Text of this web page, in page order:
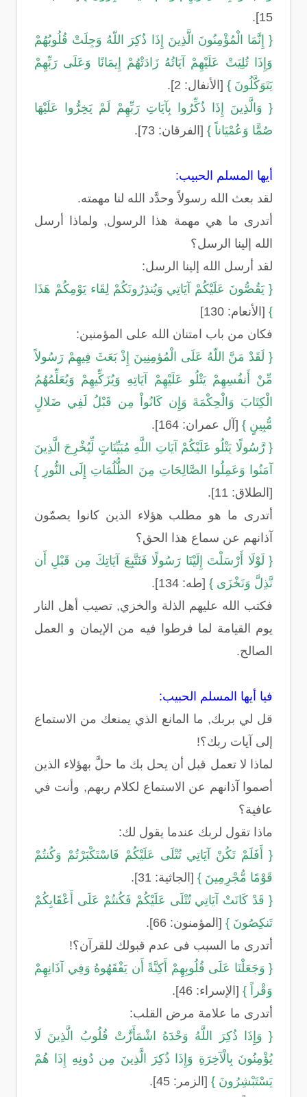
15].
{ إِنَّمَا الْمُؤْمِنُونَ الَّذِينَ إِذَا ذُكِرَ اللّهُ وَجِلَتْ قُلُوبُهُمْ
وَإِذَا تُلِيَتْ عَلَيْهِمْ آيَاتُهُ زَادَتْهُمْ إِيمَانًا وَعَلَى رَبِّهِمْ
يَتَوَكَّلُونَ } [الأنفال: 2].
{ وَالَّذِينَ إِذَا ذُكِّرُوا بِآيَاتِ رَبِّهِمْ لَمْ يَخِرُّوا عَلَيْهَا
صُمًّا وَعُمْيَاناً } [الفرقان: 73].
أيها المسلم الحبيب:
لقد بعث الله رسولاً وحدَّد الله لنا مهمته.
أتدرى ما هي مهمة هذا الرسول, ولماذا أرسل
الله إلينا الرسل؟
لقد أرسل الله إلينا الرسل:
{ يَقُصُّونَ عَلَيْكُمْ آيَاتِي وَيُنذِرُونَكُمْ لِقَاء يَوْمِكُمْ هَذَا
} [الأنعام: 130]
فكان من باب امتنان الله على المؤمنين:
{ لَقَدْ مَنَّ اللّهُ عَلَى الْمُؤمِنِينَ إِذْ بَعَثَ فِيهِمْ رَسُولاً
مِّنْ أَنفُسِهِمْ يَتْلُو عَلَيْهِمْ آيَاتِهِ وَيُزَكِّيهِمْ وَيُعَلِّمُهُمُ
الْكِتَابَ وَالْحِكْمَةَ وَإِن كَانُواْ مِن قَبْلُ لَفِي ضَلالٍ
مُّبِينٍ } [آل عمران: 164].
{ رَّسُولًا يَتْلُو عَلَيْكُمْ آيَاتِ اللَّهِ مُبَيِّنَاتٍ لِّيُخْرِجَ الَّذِينَ
آمَنُوا وَعَمِلُوا الصَّالِحَاتِ مِنَ الظُّلُمَاتِ إِلَى النُّورِ }
[الطلاق: 11].
أتدرى ما هو مطلب هؤلاء الذين كانوا يصمّون
آذانهم عن سماع هذا الحق؟
{ لَوْلَا أَرْسَلْتَ إِلَيْنَا رَسُولًا فَنَتَّبِعَ آيَاتِكَ مِن قَبْلِ أَن
نَّذِلَّ وَنَخْزَى } [طه: 134].
فكتب الله عليهم الذلة والخزي, تصيب أهل النار
يوم القيامة لما فرطوا فيه من الإيمان و العمل
الصالح.
فيا أيها المسلم الحبيب:
قل لي بربك, ما المانع الذي يمنعك من الاستماع
إلى آيات ربك؟!
لماذا لا تعمل قبل أن يحل بك ما حلَّ بهؤلاء الذين
أصموا آذانهم عن الاستماع لكلام ربهم, وأنت في
عافية؟
ماذا تقول لربك عندما يقول لك:
{ أَفَلَمْ تَكُنْ آيَاتِي تُتْلَى عَلَيْكُمْ فَاسْتَكْبَرْتُمْ وَكُنتُمْ
قَوْمًا مُّجْرِمِينَ } [الجاثية: 31].
{ قَدْ كَانَتْ آيَاتِي تُتْلَى عَلَيْكُمْ فَكُنتُمْ عَلَى أَعْقَابِكُمْ
تَنكِصُونَ } [المؤمنون: 66].
أتدرى ما السبب فى عدم قبولك للقرآن؟!
{ وَجَعَلْنَا عَلَى قُلُوبِهِمْ أَكِنَّةً أَن يَفْقَهُوهُ وَفِي آذَانِهِمْ
وَقْراً } [الإسراء: 46].
أتدرى ما علامة مرض القلب:
{ وَإِذَا ذُكِرَ اللَّهُ وَحْدَهُ اشْمَأَزَّتْ قُلُوبُ الَّذِينَ لَا
يُؤْمِنُونَ بِالْآخِرَةِ وَإِذَا ذُكِرَ الَّذِينَ مِن دُونِهِ إِذَا هُمْ
يَسْتَبْشِرُونَ } [الزمر: 45].